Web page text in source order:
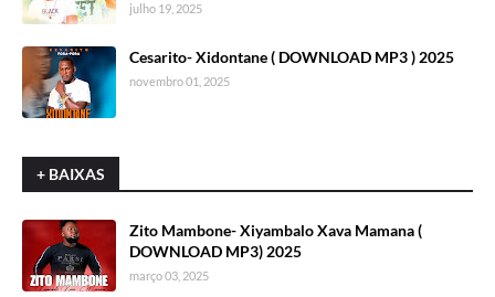
julho 19, 2025
Cesarito- Xidontane ( DOWNLOAD MP3 ) 2025
novembro 01, 2025
+ BAIXAS
Zito Mambone- Xiyambalo Xava Mamana (
DOWNLOAD MP3) 2025
março 03, 2025